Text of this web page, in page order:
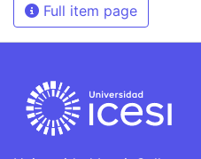
Full item page